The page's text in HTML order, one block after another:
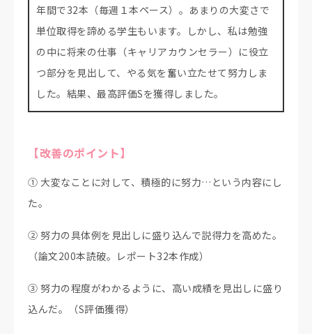
年間で32本（毎週１本ペース）。あまりの大変さで
単位取得を諦める学生もいます。しかし、私は勉強
の中に将来の仕事（キャリアカウンセラー）に役立
つ部分を見出して、やる気を奮い立たせて努力しま
した。結果、最高評価Sを獲得しました。
【改善のポイント】
① 大変なことに対して、積極的に努力…という内容にし
た。
② 努力の具体例を見出しに盛り込んで説得力を高めた。
（論文200本読破。レポート32本作成）
③ 努力の程度がわかるように、高い成績を見出しに盛り
込んだ。（S評価獲得）